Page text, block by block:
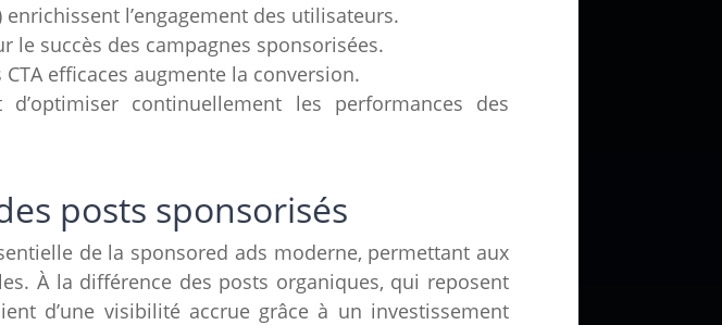
l’engagement des utilisateurs.
le succès des campagnes sponsorisées.
efficaces augmente la conversion.
continuellement les performances des
posts sponsorisés
de la sponsored ads moderne, permettant aux
À la différence des posts organiques, qui reposent
d’une visibilité accrue grâce à un investissement